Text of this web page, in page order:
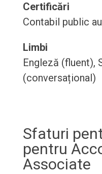
Certificări
Contabil public
Limbi
Engleză (fluent),
(conversațional)
Sfaturi
pentru
Associate